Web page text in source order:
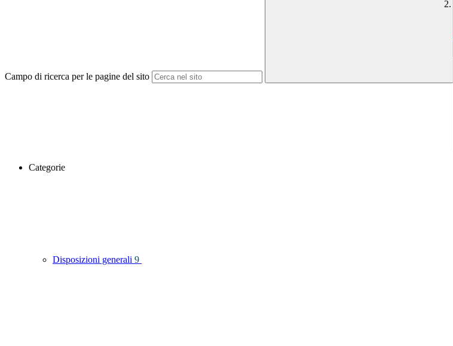
Campo di ricerca per le pagine del sito
Categorie
Disposizioni generali 9